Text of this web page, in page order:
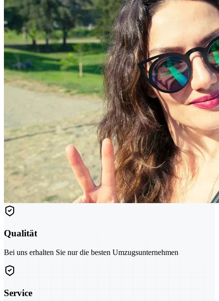
Qualität
Bei uns erhalten Sie nur die besten Umzugsunternehmen
Service